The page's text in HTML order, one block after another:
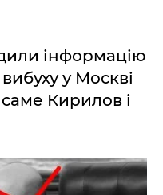
інформацію
у Москві
Кирилов і